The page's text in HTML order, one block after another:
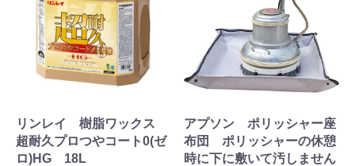
リンレイ 樹脂ワックス
超耐久プロつやコート0(ゼ
ロ)HG 18L
アプソン ポリッシャー座
布団 ポリッシャーの休憩
時に下に敷いて汚しません